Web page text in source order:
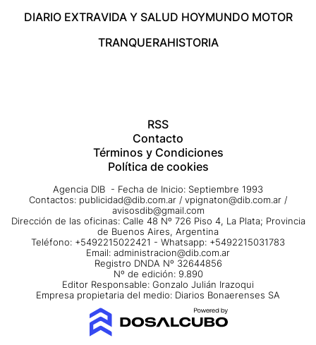
DIARIO EXTRAVIDA Y SALUD HOYMUNDO MOTOR
TRANQUERAHISTORIA
RSS
Contacto
Términos y Condiciones
Política de cookies
Agencia DIB - Fecha de Inicio: Septiembre 1993
Contactos: publicidad@dib.com.ar / vpignaton@dib.com.ar /
avisosdib@gmail.com
Dirección de las oficinas: Calle 48 Nº 726 Piso 4, La Plata; Provincia
de Buenos Aires, Argentina
Teléfono: +5492215022421 - Whatsapp: +5492215031783
Email: administracion@dib.com.ar
Registro DNDA Nº 32644856
Nº de edición: 9.890
Editor Responsable: Gonzalo Julián Irazoqui
Empresa propietaria del medio: Diarios Bonaerenses SA